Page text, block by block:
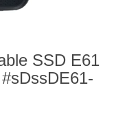
SSD E61